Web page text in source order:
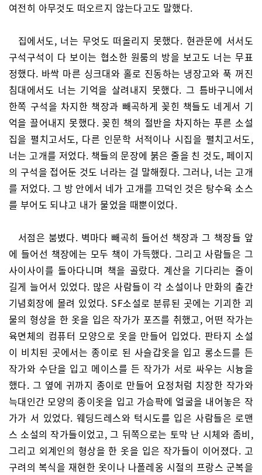
여전히 아무것도 떠오르지 않는다고도 말했다.
집에서도, 너는 무엇도 떠올리지 못했다. 현관문에 서서도
구석구석이 다 보이는 협소한 원룸의 방을 보고도 너는 무표
정했다. 바싹 마른 싱크대와 홀로 진동하는 냉장고와 푹 꺼진
침대에서도 너는 기억을 살려내지 못했다. 그 틈바구니에서
한쪽 구석을 차지한 책장과 빼곡하게 꽂힌 책들도 네게서 기
억을 끌어내지 못했다. 꽂힌 책의 절반을 차지하는 푸른 소설
집을 펼치고서도, 다른 인문학 서적이나 시집을 펼치고서도,
너는 고개를 저었다. 책들의 문장에 붉은 줄을 친 것도, 페이지
의 구석을 접어둔 것도 너라는 걸 말해줬다. 그러나, 너는 고개
를 저었다. 그 방 안에서 네가 고개를 끄덕인 것은 탕수육 소스
를 부어도 되냐고 내가 물었을 때뿐이었다.
서점은 붐볐다. 벽마다 빼곡히 들어선 책장과 그 책장들 앞
에 들어선 책장에는 모두 책이 가득했다. 그리고 사람들은 그
사이사이를 돌아다니며 책을 골랐다. 계산을 기다리는 줄이
길게 늘어서 있었다. 많은 사람들이 각 소설이나 만화의 출간
기념회장에 몰려 있었다. SF소설로 분류된 곳에는 기괴한 괴
물의 형상을 한 옷을 입은 작가가 포즈를 취했고, 어떤 작가는
육면체의 컴퓨터 모양으로 옷을 만들어 입었다. 판타지 소설
이 비치된 곳에서는 종이로 된 사슬갑옷을 입고 롱소드를 든
작가와 수단을 입고 메이스를 든 작가가 서로 싸우는 시늉을
했다. 그 옆에 귀까지 종이로 만들어 요정처럼 치장한 작가와
늑대인간 모양의 종이옷을 입고 가슴팍에 얼굴을 내어놓은 작
가가 서 있었다. 웨딩드레스와 턱시도를 입은 사람들은 로맨
스 소설의 작가들이었고, 그 뒤쪽으로는 토막 난 시체와 좀비,
그리고 외계인의 형상을 한 옷을 입은 작가들이 이어졌다. 고
구려의 복식을 재현한 옷이나 나폴레옹 시절의 프랑스 군복을